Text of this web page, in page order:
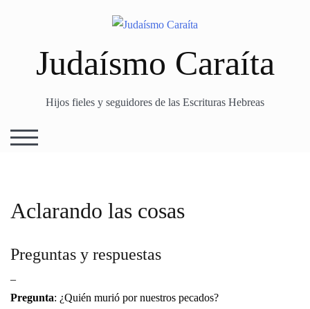
Judaísmo Caraíta
Hijos fieles y seguidores de las Escrituras Hebreas
TOGGLE MOBILE MENU
Aclarando las cosas
Preguntas y respuestas
–
Pregunta: ¿Quién murió por nuestros pecados?